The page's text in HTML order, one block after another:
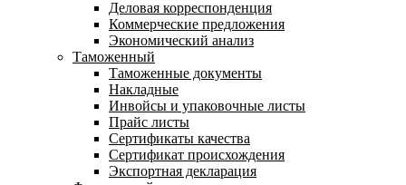
Деловая корреспонденция
Коммерческие предложения
Экономический анализ
Таможенный
Таможенные документы
Накладные
Инвойсы и упаковочные листы
Прайс листы
Сертификаты качества
Сертификат происхождения
Экспортная декларация